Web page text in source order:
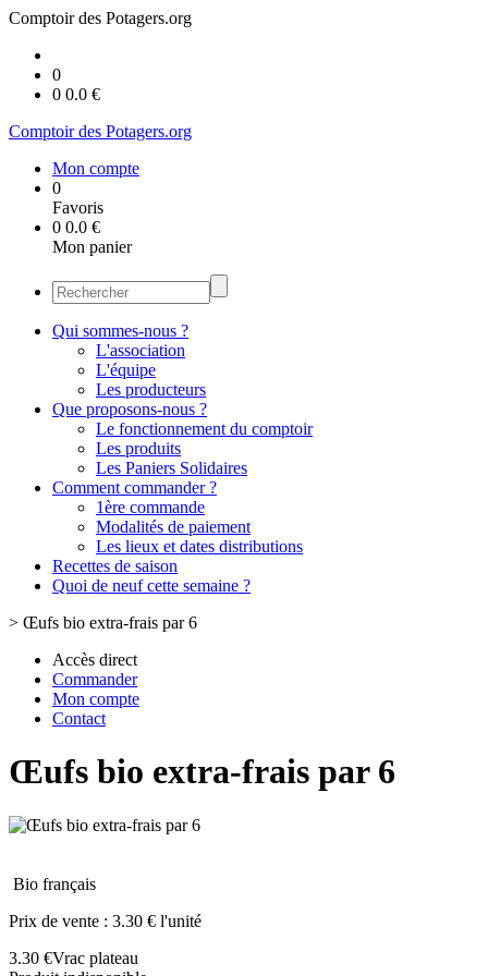
Comptoir des Potagers.org
0
0 0.0 €
Comptoir des Potagers.org
Mon compte
0
Favoris
0 0.0 €
Mon panier
Qui sommes-nous ?
L'association
L'équipe
Les producteurs
Que proposons-nous ?
Le fonctionnement du comptoir
Les produits
Les Paniers Solidaires
Comment commander ?
1ère commande
Modalités de paiement
Les lieux et dates distributions
Recettes de saison
Quoi de neuf cette semaine ?
> Œufs bio extra-frais par 6
Accès direct
Commander
Mon compte
Contact
Œufs bio extra-frais par 6
Bio français
Prix de vente : 3.30 € l'unité
3.30 €Vrac plateau